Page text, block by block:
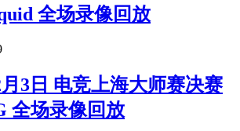
全场录像回放
月3日 电竞上海大师赛决赛
全场录像回放